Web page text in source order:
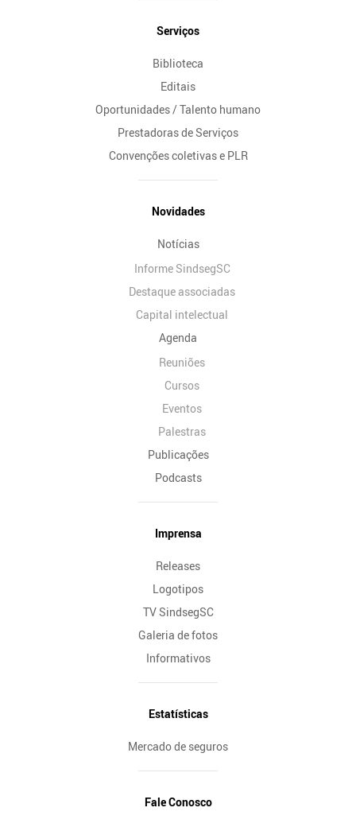
Serviços
Biblioteca
Editais
Oportunidades / Talento humano
Prestadoras de Serviços
Convenções coletivas e PLR
Novidades
Notícias
Informe SindsegSC
Destaque associadas
Capital intelectual
Agenda
Reuniões
Cursos
Eventos
Palestras
Publicações
Podcasts
Imprensa
Releases
Logotipos
TV SindsegSC
Galeria de fotos
Informativos
Estatísticas
Mercado de seguros
Fale Conosco